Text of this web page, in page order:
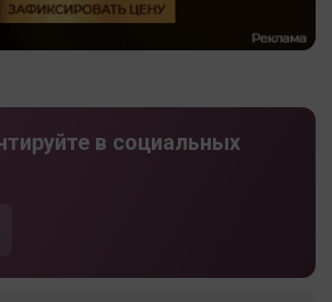
в социальных